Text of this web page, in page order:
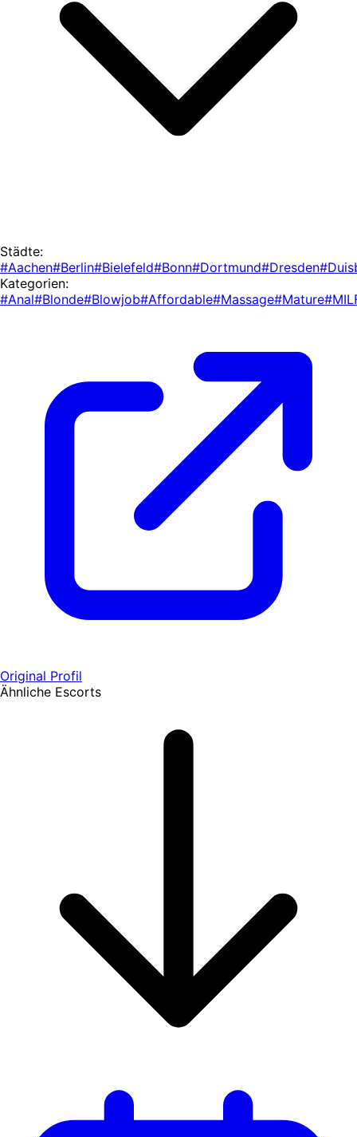
Städte:
#Aachen#Berlin#Bielefeld#Bonn#Dortmund#Dresden
Kategorien:
#Anal#Blonde#Blowjob#Affordable#Massage#Mature
Original Profil
Ähnliche Escorts